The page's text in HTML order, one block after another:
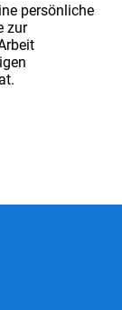
persönliche
zur